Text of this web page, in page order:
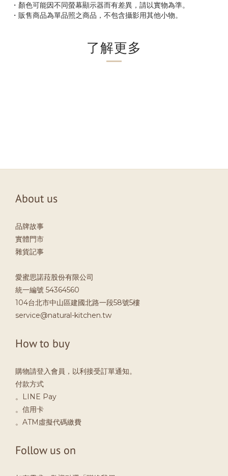
・顏色可能因不同螢幕顯示器而有差異，請以實物為準。
・販售商品為單品照之商品，不包含攝影用其他小物。
了解更多
About us
品牌故事
實體門市
雜貨記事
愛蜜思諾菈股份有限公司
統一編號 54364560
104台北市中山區建國北路一段58號5樓
service@natural-kitchen.tw
How to buy
購物請登入會員，以利接受訂單通知。
付款方式
。LINE Pay
。信用卡
。ATM虛擬代碼繳費
Follow us on